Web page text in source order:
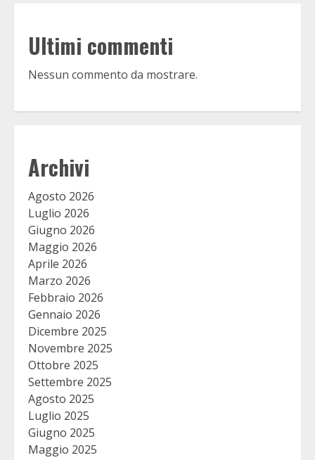
Ultimi commenti
Nessun commento da mostrare.
Archivi
Agosto 2026
Luglio 2026
Giugno 2026
Maggio 2026
Aprile 2026
Marzo 2026
Febbraio 2026
Gennaio 2026
Dicembre 2025
Novembre 2025
Ottobre 2025
Settembre 2025
Agosto 2025
Luglio 2025
Giugno 2025
Maggio 2025